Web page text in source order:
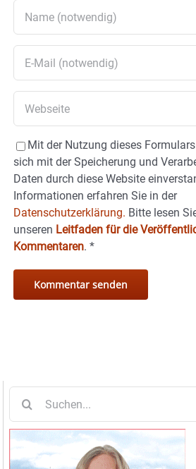
Mit der Nutzung dieses
sich mit der Speicherung und
Daten durch diese Website
Informationen erfahren Sie in der
Datenschutzerklärung. Bitte lesen
unseren Leitfaden für die
Kommentaren. *
nach: